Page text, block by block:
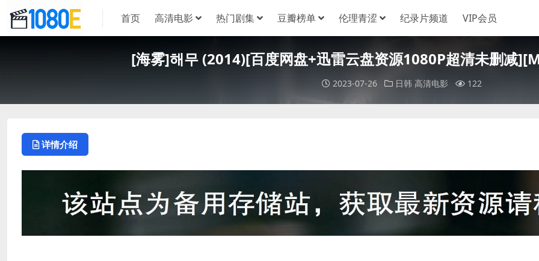
首页 高清电影 热门剧集 豆瓣榜单 伦理青涩 纪录片频道 VIP会员
[海雾]해무 (2014)[百度网盘+迅雷云盘资源1080P超清未删减
2023-07-26 日韩 高清电影 122
详情介绍